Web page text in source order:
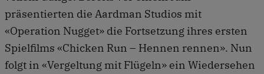
präsentierten die Aardman Studios mit
«Operation Nugget» die Fortsetzung ihres ersten
Spielfilms «Chicken Run – Hennen rennen». Nun
folgt in «Vergeltung mit Flügeln» ein Wiedersehen